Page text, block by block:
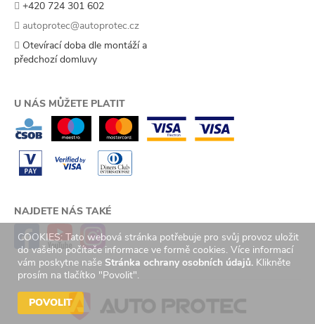
COOKIES: Tato webová stránka potřebuje pro svůj provoz uložit
do vašeho počítače informace ve formě cookies. Více informací
vám poskytne naše Stránka ochrany osobních údajů. Klikněte
prosím na tlačítko "Povolit".
POVOLIT
+420 724 301 602
autoprotec@autoprotec.cz
Otevírací doba dle montáží a
předchozí domluvy
U NÁS MŮŽETE PLATIT
NAJDETE NÁS TAKÉ